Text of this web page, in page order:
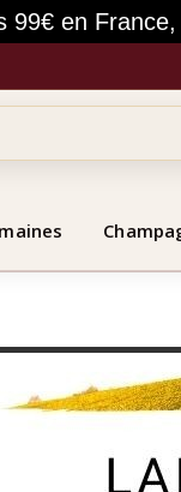
99€ en